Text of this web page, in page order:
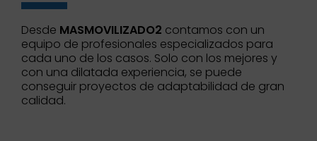
Desde MASMOVILIZADO2 contamos con un
equipo de profesionales especializados para
cada uno de los casos. Solo con los mejores y
con una dilatada experiencia, se puede
conseguir proyectos de adaptabilidad de gran
calidad.